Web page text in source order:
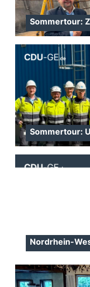
Sommertour:
Sommertour:
Nordrhein-